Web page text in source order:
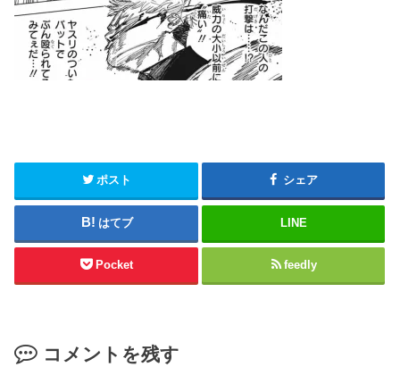
ポスト シェア
はてブ LINE
Pocket feedly
コメントを残す